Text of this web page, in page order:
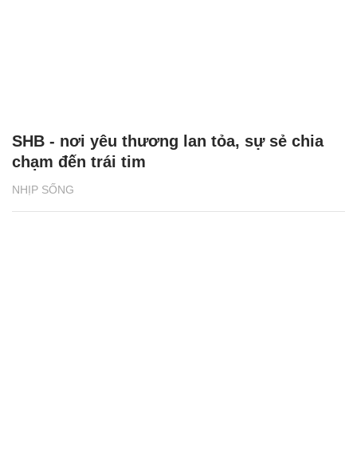
NHỊP SỐNG
SHB - nơi yêu thương lan tỏa, sự sẻ chia
chạm đến trái tim